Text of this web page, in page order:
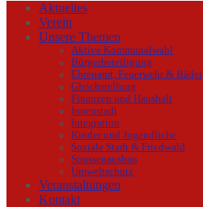
Aktuelles
Verein
Unsere Themen
Aktive Kommunalwahl
Bürgerbeteiligung
Ehrenamt, Feuerwehr & Bäder
Gleichstellung
Finanzen und Haushalt
Innenstadt
Integration
Kinder und Jugendliche
Soziale Stadt & Friedwald
Strassenausbau
Umweltschutz
Veranstaltungen
Kontakt